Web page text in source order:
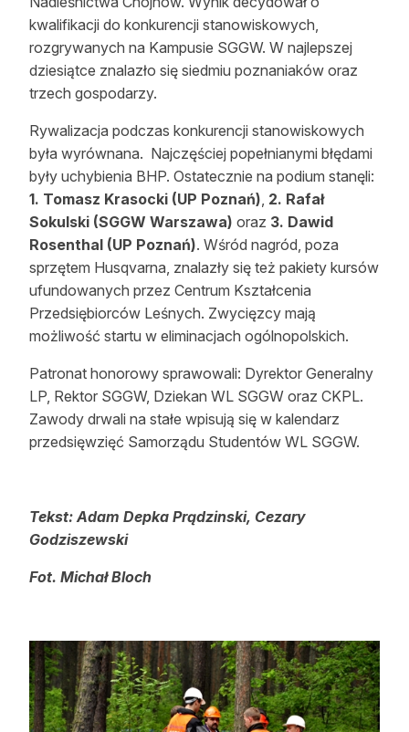
Archiwum
Kontakt
kwalifikacji do konkurencji stanowiskowych,
rozgrywanych na Kampusie SGGW. W najlepszej
dziesiątce znalazło się siedmiu poznaniaków oraz
trzech gospodarzy.
Rywalizacja podczas konkurencji stanowiskowych
była wyrównana. Najczęściej popełnianymi błędami
były uchybienia BHP. Ostatecznie na podium stanęli:
1. Tomasz Krasocki (UP Poznań), 2. Rafał
Sokulski (SGGW Warszawa) oraz 3. Dawid
Rosenthal (UP Poznań). Wśród nagród, poza
sprzętem Husqvarna, znalazły się też pakiety kursów
ufundowanych przez Centrum Kształcenia
Przedsiębiorców Leśnych. Zwycięzcy mają
możliwość startu w eliminacjach ogólnopolskich.
Patronat honorowy sprawowali: Dyrektor Generalny
LP, Rektor SGGW, Dziekan WL SGGW oraz CKPL.
Zawody drwali na stałe wpisują się w kalendarz
przedsięwzięć Samorządu Studentów WL SGGW.
Tekst: Adam Depka Prądzinski, Cezary
Godziszewski
Fot. Michał Bloch